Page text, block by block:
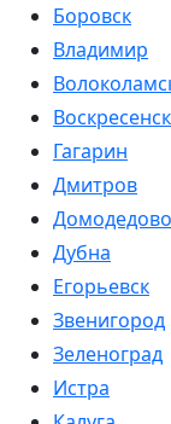
Боровск
Владимир
Воскресенск
Гагарин
Дмитров
Домодедово
Дубна
Егорьевск
Звенигород
Зеленоград
Истра